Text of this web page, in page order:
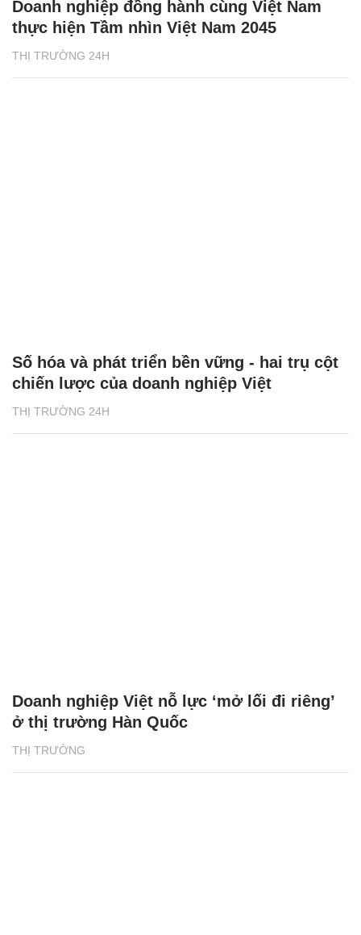
THỊ TRƯỜNG 24H
Doanh nghiệp đồng hành cùng Việt Nam
thực hiện Tầm nhìn Việt Nam 2045
THỊ TRƯỜNG 24H
Số hóa và phát triển bền vững - hai trụ cột
chiến lược của doanh nghiệp Việt
THỊ TRƯỜNG
Doanh nghiệp Việt nỗ lực ‘mở lối đi riêng’
ở thị trường Hàn Quốc